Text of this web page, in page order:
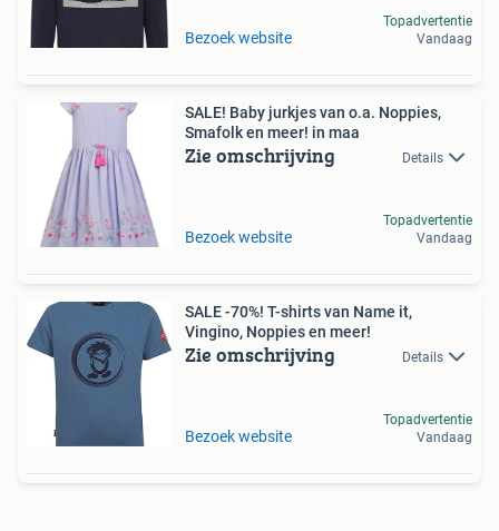
Bezoek website
Topadvertentie
Vandaag
SALE! Baby jurkjes van o.a. Noppies,
Smafolk en meer! in maa
Zie omschrijving Details
Bezoek website
Topadvertentie
Vandaag
SALE -70%! T-shirts van Name it,
Vingino, Noppies en meer!
Zie omschrijving Details
Bezoek website
Topadvertentie
Vandaag